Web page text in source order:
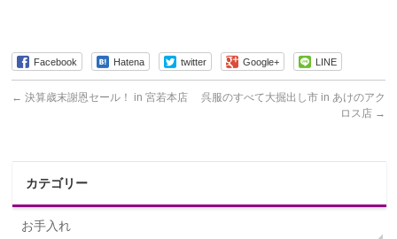
Facebook Hatena twitter Google+ LINE
← 決算歳末謝恩セール！ in 宮若本店
呉服のすべて大掘出し市 in あけのアク
ロス店 →
カテゴリー
お手入れ